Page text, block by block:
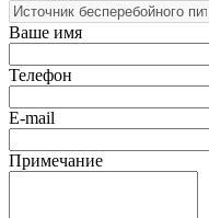
Ваше имя
Телефон
E-mail
Примечание